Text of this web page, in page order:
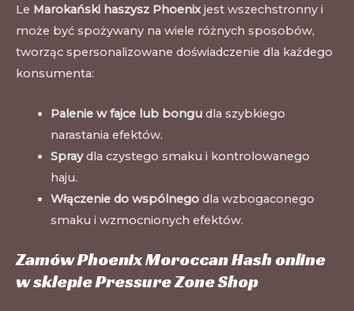
Le Marokański haszysz Phoenixjest wszechstronny i
może być spożywany na wiele różnych sposobów,
tworząc spersonalizowane doświadczenie dla każdego
konsumenta:
Palenie w fajce lub bongudla szybkiego
narastania efektów.
Spraydla czystego smaku i kontrolowanego
haju.
Włączenie do wspólnegodla wzbogaconego
smaku i wzmocnionych efektów.
Zamów Phoenix Moroccan Hash online
w sklepie Pressure Zone Shop